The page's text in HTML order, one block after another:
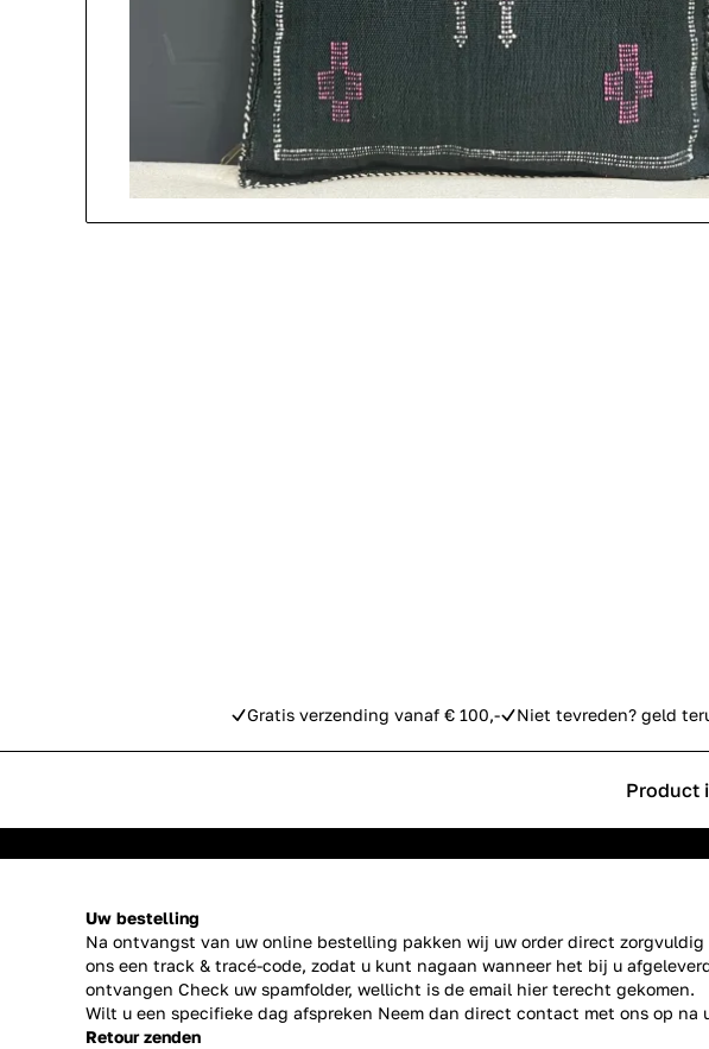
Gratis verzending vanaf € 100,- Niet tevreden? geld
Product
Uw bestelling
Na ontvangst van uw online bestelling pakken wij uw order direct
ons een track & tracé-code, zodat u kunt nagaan wanneer het bij u
ontvangen Check uw spamfolder, wellicht is de email hier terecht gekomen.
Wilt u een specifieke dag afspreken Neem dan direct contact met ons op na
Retour zenden